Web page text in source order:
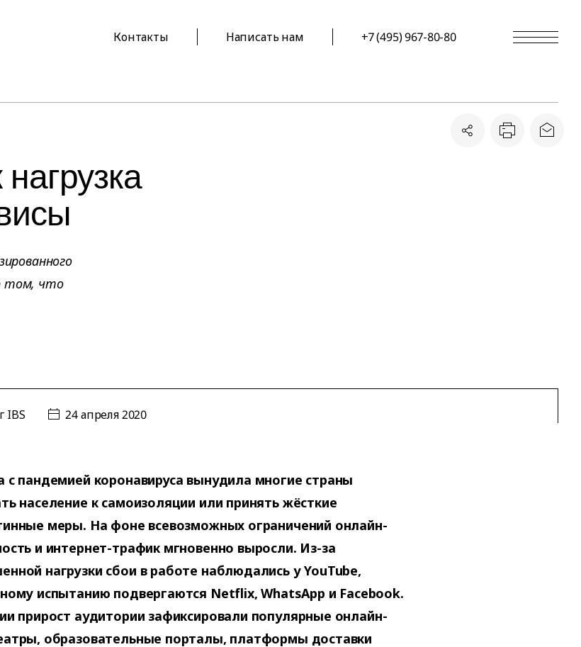
Контакты Написать нам +7 (495) 967-80-80
том, что
IBS 24 апреля 2020
с пандемией коронавируса вынудила многие страны
население к самоизоляции или принять жёсткие
меры. На фоне всевозможных ограничений онлайн-
и интернет-трафик мгновенно выросли. Из-за
нагрузки сбои в работе наблюдались у YouTube,
испытанию подвергаются Netflix, WhatsApp и Facebook.
прирост аудитории зафиксировали популярные онлайн-
образовательные порталы, платформы доставки